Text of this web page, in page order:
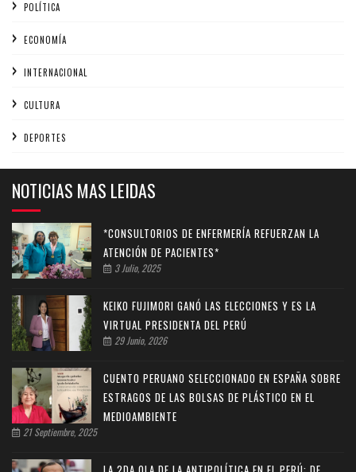
POLÍTICA
ECONOMÍA
INTERNACIONAL
CULTURA
DEPORTES
NOTICIAS MAS LEIDAS
*CONSULTORIOS DE ENFERMERÍA REFUERZAN LA
ATENCIÓN DE PACIENTES*
3 Julio, 2025
KEIKO FUJIMORI GANÓ LAS ELECCIONES Y ES LA
VIRTUAL PRESIDENTA DEL PERÚ
29 Junio, 2026
CUENTO PERUANO SELECCIONADO EN ESPAÑA SOBRE
ESTRAGOS DE LAS BOLSAS DE PLÁSTICO EN EL
MEDIOAMBIENTE
21 Septiembre, 2025